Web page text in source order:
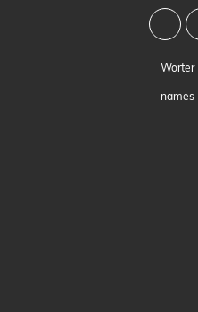
Worter
names